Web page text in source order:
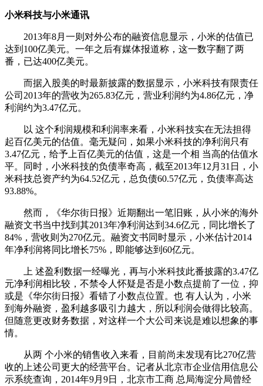
小米科技与小米通讯
2013年8月一则对外公布的融资信息显示，小米的估值已
达到100亿美元。一年之后有媒体报道称，这一数字翻了两
番，已达400亿美元。
而据入股美的时最新披露的数据显示，小米科技有限责任
公司2013年的营收为265.83亿元，营业利润约为4.86亿元，净
利润约为3.47亿元。
以 这个利润规模和利润率来看，小米科技实在无法担得
起百亿美元的估值。毫无疑问，如果小米科技的净利润只有
3.47亿元，给予上百亿美元的估值，这是一个相 当高的估值水
平。同时，小米科技的负债率奇高，截至2013年12月31日，小
米科技总资产约为64.52亿元，总负债60.57亿元，负债率高达
93.88%。
然而，《华尔街日报》近期翻出一笔旧账，从小米的海外
融资文书当中找到其2013年净利润达到34.6亿元，同比增长了
84%，营收则为270亿元。融资文书同时显示，小米估计2014
年净利润将同比增长75%，即能够达到60亿元。
上 述盈利数据一经曝光，再与小米科技此番披露的3.47亿
元净利润相比较，不禁令人怀疑是否是小数点提前了一位，抑
或是《华尔街日报》看错了小数点位置。也 有人认为，小米
到海外融资，盈利越多吸引力越大，所以利润会做得比较高。
但随意更改财务数据，对这样一个大公司来说是难以想象的事
情。
从两 个小米的销售收入来看，目前尚未发现有比270亿营
收的上述公司更大的经营平台。记者从北京市企业信用信息公
示系统查询，2014年9月9日，北京市工商 总局海淀分局曾经